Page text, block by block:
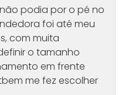
podia por o pé no
foi até meu
com muita
o tamanho
em frente
me fez escolher